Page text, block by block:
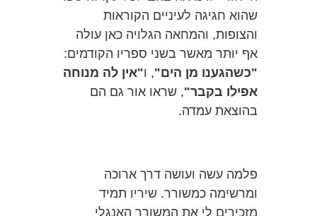
שהוא חגיגה לעיניים הקוראות
והצופות, והמחאה הגלויה כאן עולה
אף יותר מאשר בשני ספריו הקודמים:
"כשהגענו מן הים", ו"אין לה מנוחה
אפילו בקבר", שראו אור גם הם
בהוצאת עמדה.
פלמה עשה ועושה דרך ארוכה
ומרשימה כמשורר. שיריו תמיד
מזכירים לי את המשורר האנגלי